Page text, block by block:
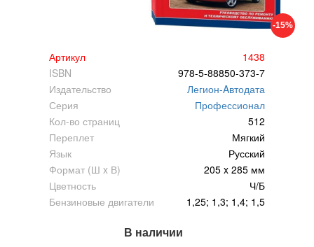
-15%
Артикул
1438
ISBN
978-5-88850-373-7
Издательство
Легион-Aвтодата
Серия
Профессионал
Кол-во страниц
512
Переплет
Мягкий
Язык
Русский
Формат (Ш x В)
205 x 285 мм
Цветность
Ч/Б
Бензиновые двигатели
1,25; 1,3; 1,4; 1,5
В наличии